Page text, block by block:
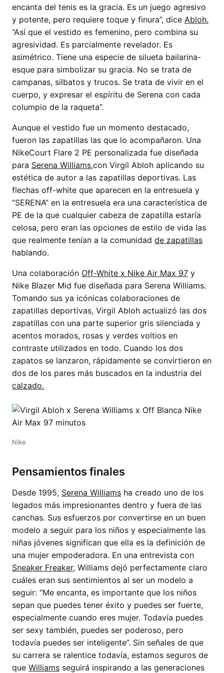
encanta del tenis es la gracia. Es un juego agresivo
y potente, pero requiere toque y finura”, dice Abloh.
“Así que el vestido es femenino, pero combina su
agresividad. Es parcialmente revelador. Es
asimétrico. Tiene una especie de silueta bailarina-
esque para simbolizar su gracia. No se trata de
campanas, silbatos y trucos. Se trata de vivir en el
cuerpo, y expresar el espíritu de Serena con cada
columpio de la raqueta”.
Aunque el vestido fue un momento destacado,
fueron las zapatillas las que lo acompañaron. Una
NikeCourt Flare 2 PE personalizada fue diseñada
para Serena Williams,con Virgil Abloh aplicando su
estética de autor a las zapatillas deportivas. Las
flechas off-white que aparecen en la entresuela y
“SERENA” en la entresuela era una característica de
PE de la que cualquier cabeza de zapatilla estaría
celosa, pero eran las opciones de estilo de vida las
que realmente tenían a la comunidad de zapatillas
hablando.
Una colaboración Off-White x Nike Air Max 97 y
Nike Blazer Mid fue diseñada para Serena Williams.
Tomando sus ya icónicas colaboraciones de
zapatillas deportivas, Virgil Abloh actualizó las dos
zapatillas con una parte superior gris silenciada y
acentos morados, rosas y verdes voltios en
contraste utilizados en todo. Cuando los dos
zapatos se lanzaron, rápidamente se convirtieron en
dos de los pares más buscados en la industria del
calzado.
Nike
Pensamientos finales
Desde 1995, Serena Williams ha creado uno de los
legados más impresionantes dentro y fuera de las
canchas. Sus esfuerzos por convertirse en un buen
modelo a seguir para los niños y especialmente las
niñas jóvenes significan que ella es la definición de
una mujer empoderadora. En una entrevista con
Sneaker Freaker, Williams dejó perfectamente claro
cuáles eran sus sentimientos al ser un modelo a
seguir: “Me encanta, es importante que los niños
sepan que puedes tener éxito y puedes ser fuerte,
especialmente cuando eres mujer. Todavía puedes
ser sexy también, puedes ser poderoso, pero
todavía puedes ser inteligente”. Sin señales de que
su carrera se ralentice todavía, estamos seguros de
que Williams seguirá inspirando a las generaciones